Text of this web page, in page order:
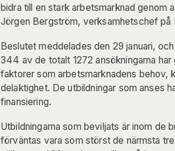
bidra till en stark arbetsmarknad
Jörgen Bergström, verksamhetschef på
Beslutet meddelades den 29 januari,
344 av de totalt 1272 ansökningarna
faktorer som arbetsmarknadens behov,
delaktighet. De utbildningar som anses
finansiering.
Utbildningarna som beviljats är inom de
förväntas vara som störst de närmsta